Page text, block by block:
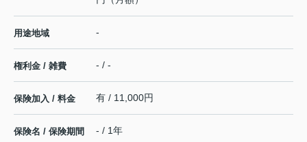
用途地域 -
権利金 / 雑費 - / -
保険加入 / 料金 有 / 11,000円
保険名 / 保険期間 - / 1年